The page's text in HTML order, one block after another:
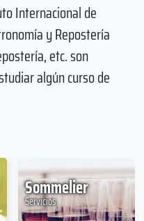
Internacional de
y Repostería
etc. son
algún curso de
Sommelier
Servicios